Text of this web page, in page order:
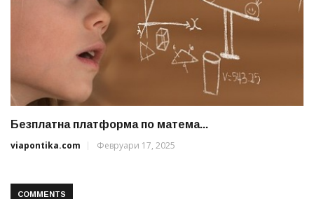
Безплатна платформа по матема...
viapontika.com
Февруари 17, 2025
COMMENTS